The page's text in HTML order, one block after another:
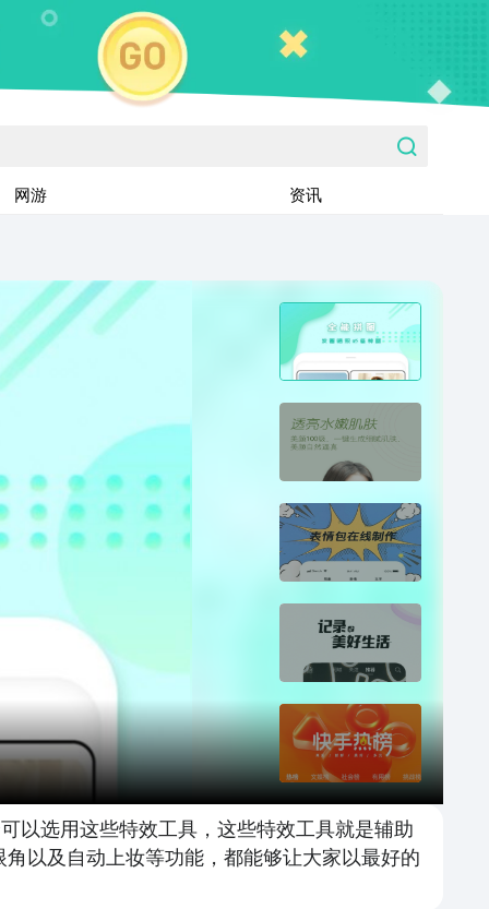
网游 资讯
以选用这些特效工具，这些特效工具就是辅助
以及自动上妆等功能，都能够让大家以最好的